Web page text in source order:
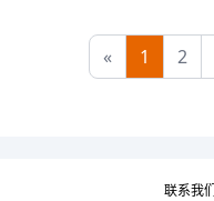
« 1 2
联系我